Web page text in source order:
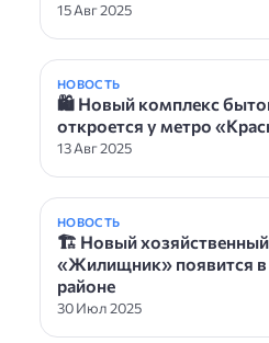
15 Авг 2025
НОВОСТЬ
🛍 Новый комплекс
откроется у метро
13 Авг 2025
НОВОСТЬ
🏗 Новый
«Жилищник» появится
районе
30 Июл 2025